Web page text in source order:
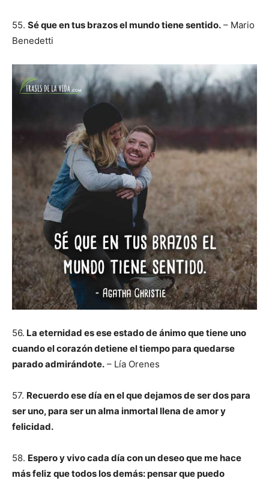
55. Sé que en tus brazos el mundo tiene sentido. – Mario
Benedetti
56. La eternidad es ese estado de ánimo que tiene uno
cuando el corazón detiene el tiempo para quedarse
parado admirándote. – Lía Orenes
57. Recuerdo ese día en el que dejamos de ser dos para
ser uno, para ser un alma inmortal llena de amor y
felicidad.
58. Espero y vivo cada día con un deseo que me hace
más feliz que todos los demás: pensar que puedo